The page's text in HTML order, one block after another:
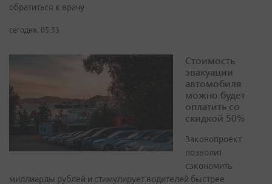
обратиться к врачу
сегодня, 05:33
Стоимость
эвакуации
автомобиля
можно будет
оплатить со
скидкой 50%
Законопроект
позволит
сэкономить
миллиарды рублей и стимулирует водителей быстрее